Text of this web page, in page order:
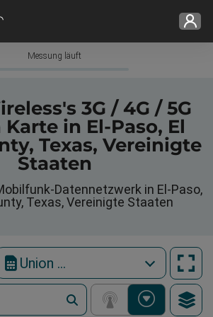
Messung läuft
3G / 4G / 5G
in El-Paso, El
Texas, Vereinigte
Staaten
Datennetzwerk in El-Paso,
Texas, Vereinigte Staaten
Union Wireless